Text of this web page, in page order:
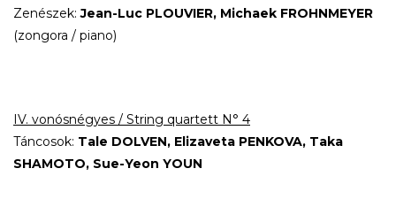
Zenészek:Jean-Luc PLOUVIER, Michaek FROHNMEYER
(zongora / piano)
IV. vonósnégyes / String quartett N° 4
Táncosok: Tale DOLVEN, Elizaveta PENKOVA, Taka
SHAMOTO, Sue-Yeon YOUN